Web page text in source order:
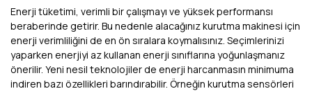
Enerji tüketimi, verimli bir çalışmayı ve yüksek performansı
beraberinde getirir. Bu nedenle alacağınız kurutma makinesi için
enerji verimliliğini de en ön sıralara koymalısınız. Seçimlerinizi
yaparken enerjiyi az kullanan enerji sınıflarına yoğunlaşmanız
önerilir. Yeni nesil teknolojiler de enerji harcanmasın minimuma
indiren bazı özellikleri barındırabilir. Örneğin kurutma sensörleri